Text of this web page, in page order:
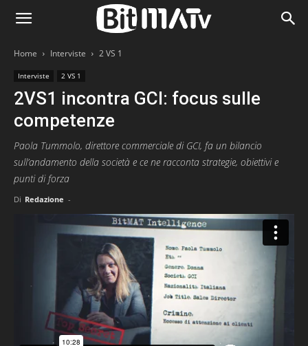
Home Interviste 2 VS 1
Interviste 2 VS 1
2VS1 incontra GCI: focus sulle
competenze
Paola Tummolo, direttore commerciale di GCI, fa un bilancio
sull’andamento della società e ce ne racconta strategie, obiettivi e
punti di forza
Di Redazione -